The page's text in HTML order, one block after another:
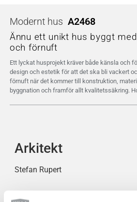
Modernt hus A2468
Ännu ett unikt hus byggt
och förnuft
Ett lyckat husprojekt kräver både känsla och
design och estetik för att det ska bli vackert
förnuft när det kommer till konstruktion,
byggnation och framför allt kvalitetssäkring.
Arkitekt
Stefan Rupert